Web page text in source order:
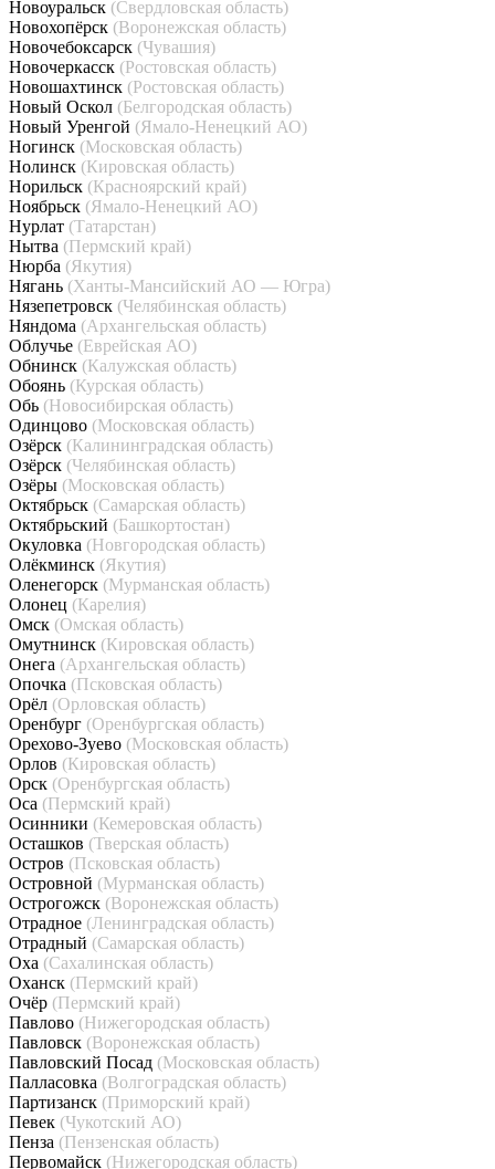
Новоуральск (Свердловская область)
Новохопёрск (Воронежская область)
Новочебоксарск (Чувашия)
Новочеркасск (Ростовская область)
Новошахтинск (Ростовская область)
Новый Оскол (Белгородская область)
Новый Уренгой (Ямало-Ненецкий АО)
Ногинск (Московская область)
Нолинск (Кировская область)
Норильск (Красноярский край)
Ноябрьск (Ямало-Ненецкий АО)
Нурлат (Татарстан)
Нытва (Пермский край)
Нюрба (Якутия)
Нягань (Ханты-Мансийский АО — Югра)
Нязепетровск (Челябинская область)
Няндома (Архангельская область)
Облучье (Еврейская АО)
Обнинск (Калужская область)
Обоянь (Курская область)
Обь (Новосибирская область)
Одинцово (Московская область)
Озёрск (Калининградская область)
Озёрск (Челябинская область)
Озёры (Московская область)
Октябрьск (Самарская область)
Октябрьский (Башкортостан)
Окуловка (Новгородская область)
Олёкминск (Якутия)
Оленегорск (Мурманская область)
Олонец (Карелия)
Омск (Омская область)
Омутнинск (Кировская область)
Онега (Архангельская область)
Опочка (Псковская область)
Орёл (Орловская область)
Оренбург (Оренбургская область)
Орехово-Зуево (Московская область)
Орлов (Кировская область)
Орск (Оренбургская область)
Оса (Пермский край)
Осинники (Кемеровская область)
Осташков (Тверская область)
Остров (Псковская область)
Островной (Мурманская область)
Острогожск (Воронежская область)
Отрадное (Ленинградская область)
Отрадный (Самарская область)
Оха (Сахалинская область)
Оханск (Пермский край)
Очёр (Пермский край)
Павлово (Нижегородская область)
Павловск (Воронежская область)
Павловский Посад (Московская область)
Палласовка (Волгоградская область)
Партизанск (Приморский край)
Певек (Чукотский АО)
Пенза (Пензенская область)
Первомайск (Нижегородская область)